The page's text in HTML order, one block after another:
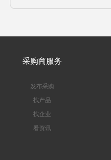
采购商服务
发布采购
找产品
找企业
看资讯